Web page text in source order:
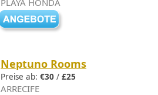
PLAYA HONDA
Neptuno Rooms
Preise ab: €30 / £25
ARRECIFE